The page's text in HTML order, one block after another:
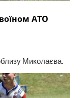
АТО
Миколаєва.